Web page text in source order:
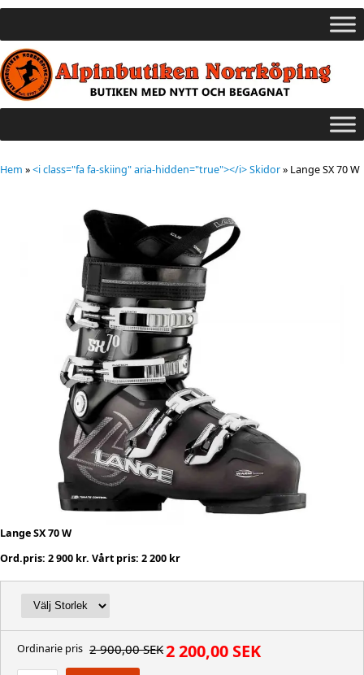
Hem »<i class="fa fa-skiing" aria-hidden="true"></i> Skidor» Lange SX 70 W
Lange SX 70 W
Ord.pris: 2 900 kr. Vårt pris: 2 200 kr
Ordinarie pris 2 900,00 SEK2 200,00 SEK